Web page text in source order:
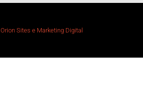
Orion Sites e Marketing Digital